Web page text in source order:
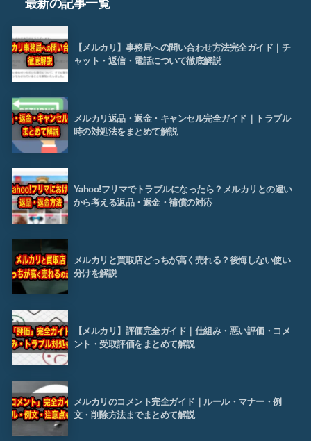
最新の記事一覧
【メルカリ】事務局への問い合わせ方法完全ガイド｜チ
ャット・返信・電話について徹底解説
メルカリ返品・返金・キャンセル完全ガイド｜トラブル
時の対処法をまとめて解説
Yahoo!フリマでトラブルになったら？メルカリとの違い
から考える返品・返金・補償の対応
メルカリと買取店どっちが高く売れる？後悔しない使い
分けを解説
【メルカリ】評価完全ガイド｜仕組み・悪い評価・コメ
ント・受取評価をまとめて解説
メルカリのコメント完全ガイド｜ルール・マナー・例
文・削除方法までまとめて解説